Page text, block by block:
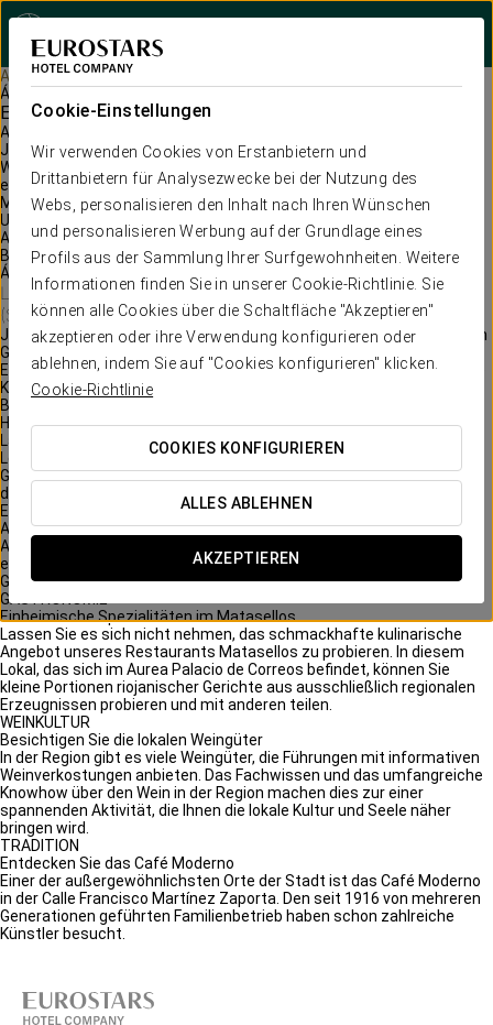
Cookie-Einstellungen
Wir verwenden Cookies von Erstanbietern und
Drittanbietern für Analysezwecke bei der Nutzung des
Webs, personalisieren den Inhalt nach Ihren Wünschen
und personalisieren Werbung auf der Grundlage eines
Profils aus der Sammlung Ihrer Surfgewohnheiten. Weitere
Informationen finden Sie in unserer Cookie-Richtlinie. Sie
können alle Cookies über die Schaltfläche "Akzeptieren"
akzeptieren oder ihre Verwendung konfigurieren oder
ablehnen, indem Sie auf "Cookies konfigurieren" klicken.
Cookie-Richtlinie
COOKIES KONFIGURIEREN
ALLES ABLEHNEN
AKZEPTIEREN
Aurea Collection
Áurea Palacio de Correos
Erlebnisse
AUREA PALACIO DE CORREOS
Jede Reise ist einmalig, weil jeder Reisende einzigartig ist.
Wir zeigen Ihnen die Geschichten, die verschiedene Reisende in den
einzelnen Städten erlebt haben.
Mehrere „Reisen“ aus verschiedenen Perspektiven.
Unser Geheimnis
An der Gebäudefassade des Hotels sind die ursprünglichen
Briefkästen erhalten, die den Haupteingang des Gebäudes zieren.
Áurea Palacio de Correos
Logroño
(Spanien)
Jeder Aurea-Moment wird zu einer Erinnerung, die Ihnen für immer im
Gedächtnis bleibt.
Erleben Sie Gerichte des Matasellos, Casa de Comidas. Einheimische
Küche und Tradition mit einheimischen Produkten.
Besuchen Sie die Postkartenausstellung auf jeder Etage des Hotels.
Hier können Sie die verschiedenen Epochen der Geschichte unseres
Landes kennen lernen.
Logroño liegt in einer Weinregion. Versäumen Sie nicht die
Gelegenheit, die Weine der besten Jahrgänge zu probieren, die von
den renommierten Weingütern der Region angeboten werden.
Empfehlungen
AUREA MOMENTS
Aurea lädt Sie ein, die wahre Bedeutung eines jeden Reiseziels zu
entdecken. Wir sind mehr als nur eine Unterkunft... wir sind Ihr
Gastgeber.
GASTRONOMIE
Einheimische Spezialitäten im Matasellos
Lassen Sie es sich nicht nehmen, das schmackhafte kulinarische
Angebot unseres Restaurants Matasellos zu probieren. In diesem
Lokal, das sich im Aurea Palacio de Correos befindet, können Sie
kleine Portionen riojanischer Gerichte aus ausschließlich regionalen
Erzeugnissen probieren und mit anderen teilen.
WEINKULTUR
Besichtigen Sie die lokalen Weingüter
In der Region gibt es viele Weingüter, die Führungen mit informativen
Weinverkostungen anbieten. Das Fachwissen und das umfangreiche
Knowhow über den Wein in der Region machen dies zur einer
spannenden Aktivität, die Ihnen die lokale Kultur und Seele näher
bringen wird.
TRADITION
Entdecken Sie das Café Moderno
Einer der außergewöhnlichsten Orte der Stadt ist das Café Moderno
in der Calle Francisco Martínez Zaporta. Den seit 1916 von mehreren
Generationen geführten Familienbetrieb haben schon zahlreiche
Künstler besucht.